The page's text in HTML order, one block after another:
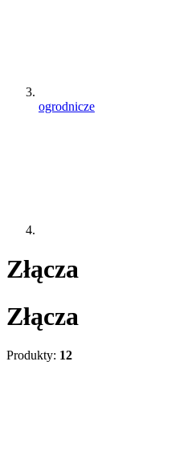
ogrodnicze
Złącza
Złącza
Produkty: 12